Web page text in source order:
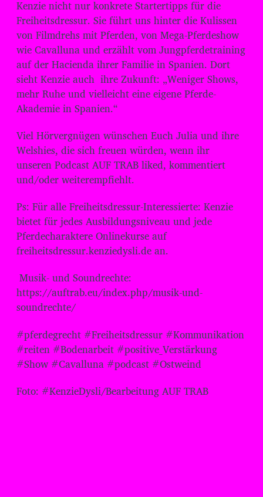
Kenzie nicht nur konkrete Startertipps für die
Freiheitsdressur. Sie führt uns hinter die Kulissen
von Filmdrehs mit Pferden, von Mega-Pferdeshow
wie Cavalluna und erzählt vom Jungpferdetraining
auf der Hacienda ihrer Familie in Spanien. Dort
sieht Kenzie auch ihre Zukunft: „Weniger Shows,
mehr Ruhe und vielleicht eine eigene Pferde-
Akademie in Spanien.“
Viel Hörvergnügen wünschen Euch Julia und ihre
Welshies, die sich freuen würden, wenn ihr
unseren Podcast AUF TRAB liked, kommentiert
und/oder weiterempfiehlt.
Ps: Für alle Freiheitsdressur-Interessierte: Kenzie
bietet für jedes Ausbildungsniveau und jede
Pferdecharaktere Onlinekurse auf
freiheitsdressur.kenziedysli.de an.
Musik- und Soundrechte:
⁠⁠⁠⁠⁠⁠⁠⁠⁠⁠⁠⁠⁠⁠⁠⁠⁠⁠⁠⁠⁠https://auftrab.eu/index.php/musik-und-
soundrechte/
#pferdegrecht #Freiheitsdressur #Kommunikation
#reiten #Bodenarbeit #positive_Verstärkung
#Show #Cavalluna #podcast #Ostweind
Foto: #KenzieDysli/Bearbeitung AUF TRAB